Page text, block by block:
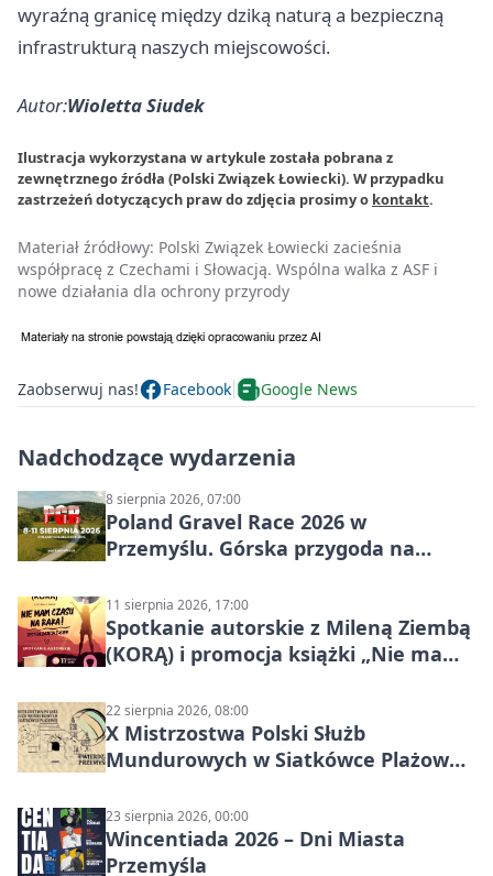
wyraźną granicę między dziką naturą a bezpieczną
infrastrukturą naszych miejscowości.
Autor:Wioletta Siudek
Ilustracja wykorzystana w artykule została pobrana z
zewnętrznego źródła (Polski Związek Łowiecki). W przypadku
zastrzeżeń dotyczących praw do zdjęcia prosimy o kontakt.
Materiał źródłowy: Polski Związek Łowiecki zacieśnia
współpracę z Czechami i Słowacją. Wspólna walka z ASF i
nowe działania dla ochrony przyrody
Zaobserwuj nas! Facebook Google News
Nadchodzące wydarzenia
8 sierpnia 2026, 07:00
Poland Gravel Race 2026 w
Przemyślu. Górska przygoda na
11 sierpnia 2026, 17:00
Spotkanie autorskie z Mileną Ziembą
(KORĄ) i promocja książki „Nie mam
22 sierpnia 2026, 08:00
X Mistrzostwa Polski Służb
Mundurowych w Siatkówce Plażowej
23 sierpnia 2026, 00:00
Wincentiada 2026 – Dni Miasta
Przemyśla